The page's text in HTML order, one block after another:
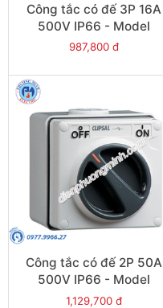
Công tắc có đế 3P 16A
500V IP66 - Model
S56SW316GY
987,800 đ
Công tắc có đế 2P 50A
500V IP66 - Model
S56SW250GY
1,129,700 đ